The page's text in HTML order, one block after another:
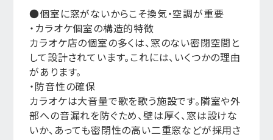
●個室に窓がないからこそ換気・空調が重要
・カラオケ個室の構造的特徴
カラオケ店の個室の多くは、窓のない密閉空間と
して設計されています。これには、いくつかの理由
があります。
・防音性の確保
カラオケは大音量で歌を歌う施設です。隣室や外
部への音漏れを防ぐため、壁は厚く、窓は設けな
いか、あっても密閉性の高い二重窓などが採用さ